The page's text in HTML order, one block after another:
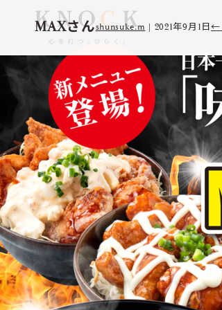
MAXさんshunsuke.m | 2021年9月1日←